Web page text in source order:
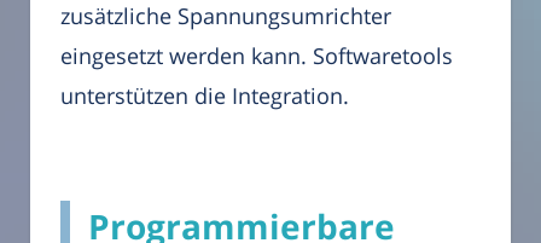
zusätzliche Spannungsumrichter
eingesetzt werden kann. Softwaretools
unterstützen die Integration.
Programmierbare